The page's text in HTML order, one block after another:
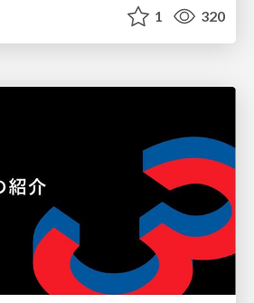
1 320